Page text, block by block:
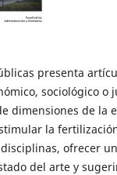
presenta
sociológico o
dimensiones de la
la
ofrecer
del arte y